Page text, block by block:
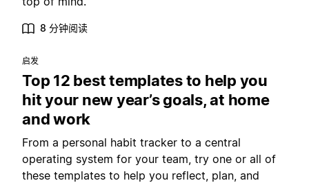
8 分钟阅读
启发
Top 12 best templates to help you
hit your new year’s goals, at home
and work
From a personal habit tracker to a central
operating system for your team, try one or all of
these templates to help you reflect, plan, and